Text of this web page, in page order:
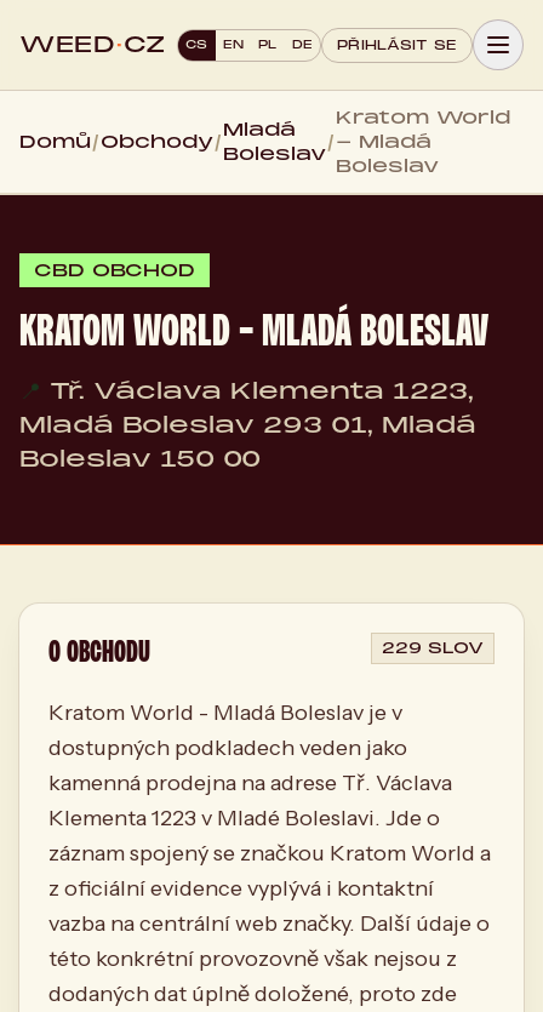
WEED·CZ CS EN PL DE PŘIHLÁSIT SE
Domů/Obchody/
Mladá
Boleslav
/
Kratom World
- Mladá
Boleslav
CBD OBCHOD
KRATOM WORLD - MLADÁ BOLESLAV
📍 Tř. Václava Klementa 1223,
Mladá Boleslav 293 01, Mladá
Boleslav 150 00
O OBCHODU 229 SLOV
Kratom World - Mladá Boleslav je v
dostupných podkladech veden jako
kamenná prodejna na adrese Tř. Václava
Klementa 1223 v Mladé Boleslavi. Jde o
záznam spojený se značkou Kratom World a
z oficiální evidence vyplývá i kontaktní
vazba na centrální web značky. Další údaje o
této konkrétní provozovně však nejsou z
dodaných dat úplně doložené, proto zde